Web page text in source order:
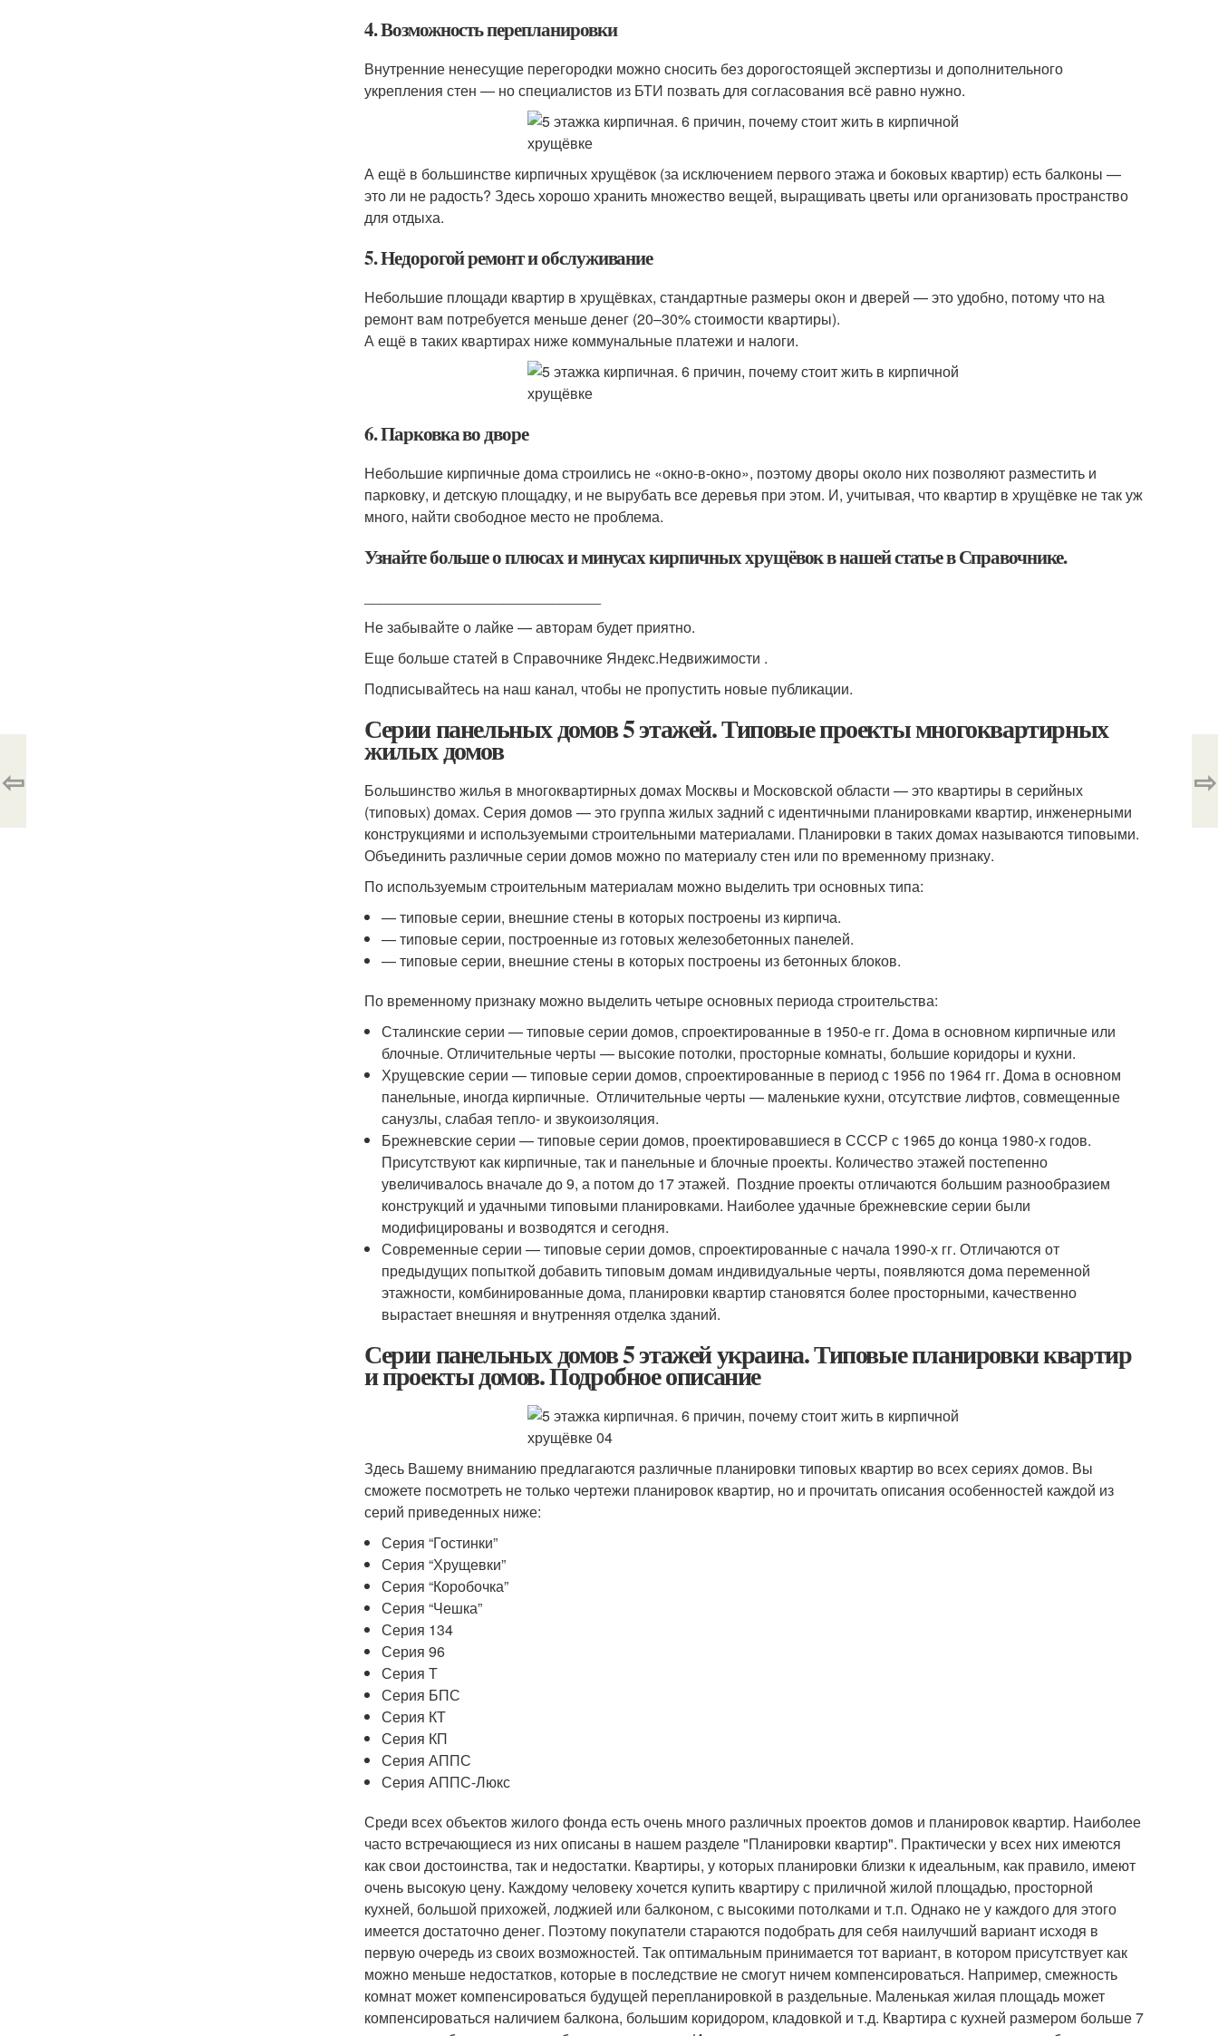
4. Возможность перепланировки
Внутренние ненесущие перегородки можно сносить без дорогостоящей экспертизы и дополнительного
укрепления стен — но специалистов из БТИ позвать для согласования всё равно нужно.
А ещё в большинстве кирпичных хрущёвок (за исключением первого этажа и боковых квартир) есть балконы —
это ли не радость? Здесь хорошо хранить множество вещей, выращивать цветы или организовать пространство
для отдыха.
5. Недорогой ремонт и обслуживание
Небольшие площади квартир в хрущёвках, стандартные размеры окон и дверей — это удобно, потому что на
ремонт вам потребуется меньше денег (20–30% стоимости квартиры).
А ещё в таких квартирах ниже коммунальные платежи и налоги.
6. Парковка во дворе
Небольшие кирпичные дома строились не «окно-в-окно», поэтому дворы около них позволяют разместить и
парковку, и детскую площадку, и не вырубать все деревья при этом. И, учитывая, что квартир в хрущёвке не так уж
много, найти свободное место не проблема.
Узнайте больше о плюсах и минусах кирпичных хрущёвок в нашей статье в Справочнике.
Не забывайте о лайке — авторам будет приятно.
Еще больше статей в Справочнике Яндекс.Недвижимости .
Подписывайтесь на наш канал, чтобы не пропустить новые публикации.
Серии панельных домов 5 этажей. Типовые проекты многоквартирных
жилых домов
Большинство жилья в многоквартирных домах Москвы и Московской области — это квартиры в серийных
(типовых) домах. Серия домов — это группа жилых задний с идентичными планировками квартир, инженерными
конструкциями и используемыми строительными материалами. Планировки в таких домах называются типовыми.
Объединить различные серии домов можно по материалу стен или по временному признаку.
По используемым строительным материалам можно выделить три основных типа:
— типовые серии, внешние стены в которых построены из кирпича.
— типовые серии, построенные из готовых железобетонных панелей.
— типовые серии, внешние стены в которых построены из бетонных блоков.
По временному признаку можно выделить четыре основных периода строительства:
Сталинские серии — типовые серии домов, спроектированные в 1950-е гг. Дома в основном кирпичные или
блочные. Отличительные черты — высокие потолки, просторные комнаты, большие коридоры и кухни.
Хрущевские серии — типовые серии домов, спроектированные в период с 1956 по 1964 гг. Дома в основном
панельные, иногда кирпичные. Отличительные черты — маленькие кухни, отсутствие лифтов, совмещенные
санузлы, слабая тепло- и звукоизоляция.
Брежневские серии — типовые серии домов, проектировавшиеся в СССР с 1965 до конца 1980-х годов.
Присутствуют как кирпичные, так и панельные и блочные проекты. Количество этажей постепенно
увеличивалось вначале до 9, а потом до 17 этажей. Поздние проекты отличаются большим разнообразием
конструкций и удачными типовыми планировками. Наиболее удачные брежневские серии были
модифицированы и возводятся и сегодня.
Современные серии — типовые серии домов, спроектированные с начала 1990-х гг. Отличаются от
предыдущих попыткой добавить типовым домам индивидуальные черты, появляются дома переменной
этажности, комбинированные дома, планировки квартир становятся более просторными, качественно
вырастает внешняя и внутренняя отделка зданий.
Серии панельных домов 5 этажей украина. Типовые планировки квартир
и проекты домов. Подробное описание
Здесь Вашему вниманию предлагаются различные планировки типовых квартир во всех сериях домов. Вы
сможете посмотреть не только чертежи планировок квартир, но и прочитать описания особенностей каждой из
серий приведенных ниже:
Серия “Гостинки”
Серия “Хрущевки”
Серия “Коробочка”
Серия “Чешка”
Серия 134
Серия 96
Серия Т
Серия БПС
Серия КТ
Серия КП
Серия АППС
Серия АППС-Люкс
Среди всех объектов жилого фонда есть очень много различных проектов домов и планировок квартир. Наиболее
часто встречающиеся из них описаны в нашем разделе "Планировки квартир". Практически у всех них имеются
как свои достоинства, так и недостатки. Квартиры, у которых планировки близки к идеальным, как правило, имеют
очень высокую цену. Каждому человеку хочется купить квартиру с приличной жилой площадью, просторной
кухней, большой прихожей, лоджией или балконом, с высокими потолками и т.п. Однако не у каждого для этого
имеется достаточно денег. Поэтому покупатели стараются подобрать для себя наилучший вариант исходя в
первую очередь из своих возможностей. Так оптимальным принимается тот вариант, в котором присутствует как
можно меньше недостатков, которые в последствие не смогут ничем компенсироваться. Например, смежность
комнат может компенсироваться будущей перепланировкой в раздельные. Маленькая жилая площадь может
компенсироваться наличием балкона, большим коридором, кладовкой и т.д. Квартира с кухней размером больше 7
⇦ ⇨